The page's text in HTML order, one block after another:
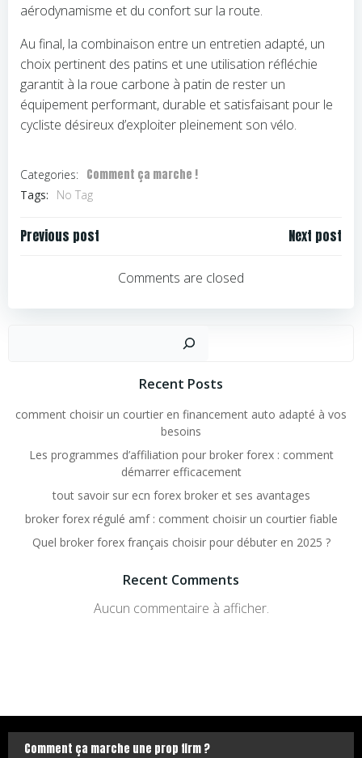
aérodynamisme et du confort sur la route.
Au final, la combinaison entre un entretien adapté, un
choix pertinent des patins et une utilisation réfléchie
garantit à la roue carbone à patin de rester un
équipement performant, durable et satisfaisant pour le
cycliste désireux d’exploiter pleinement son vélo.
Categories: Comment ça marche !
Tags: No Tag
Navigation
Previous post
l’article
Next post
Comments are closed
Rechercher
Recent Posts
comment choisir un courtier en financement auto adapté à vos
besoins
Les programmes d’affiliation pour broker forex : comment
démarrer efficacement
tout savoir sur ecn forex broker et ses avantages
broker forex régulé amf : comment choisir un courtier fiable
Quel broker forex français choisir pour débuter en 2025 ?
Recent Comments
Aucun commentaire à afficher.
Comment ça marche une prop firm ?